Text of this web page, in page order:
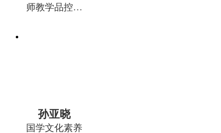
师教学品控组
孙亚晓
国学文化素养